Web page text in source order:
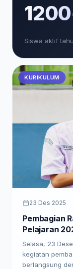
Siswa aktif
KURIKULUM
23 Des 2025
Pembagian
Pelajaran
Selasa, 23
kegiatan
berlangsung